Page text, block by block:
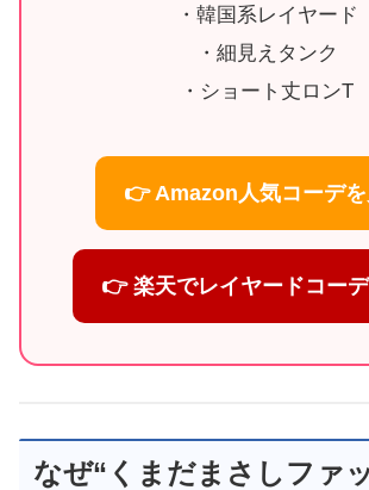
・韓国系レイヤード
・細見えタンク
・ショート丈ロンT
👉 Amazon人気コーデ
👉 楽天でレイヤードコー
なぜ“くまだまさしファ